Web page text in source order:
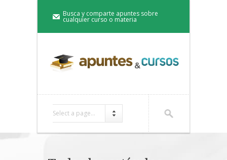
Busca y comparte apuntes sobre
cualquier curso o materia
Select a page...